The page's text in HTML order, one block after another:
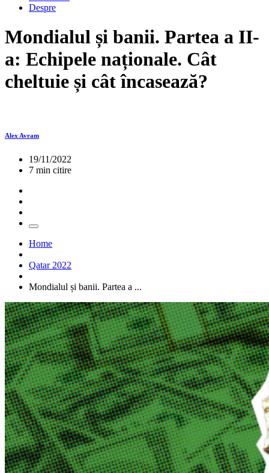
Despre
Mondialul și banii. Partea a II-
a: Echipele naționale. Cât
cheltuie și cât încasează?
Alex Avram
19/11/2022
7 min citire
Home
Qatar 2022
Mondialul și banii. Partea a ...